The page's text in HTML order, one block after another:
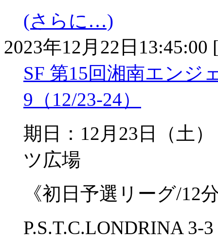
(さらに…)
2023年12月22日13:45:00
SF 第15回湘南エンジ
9（12/23-24）
期日：12月23日
ツ広場
《初日予選リーグ/12
P.S.T.C.LONDRINA 3-